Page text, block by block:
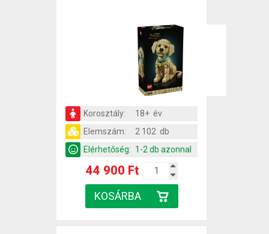
Korosztály:
18+ év
Elemszám:
2 102 db
Elérhetőség: 1-2 db azonnal
44 900 Ft